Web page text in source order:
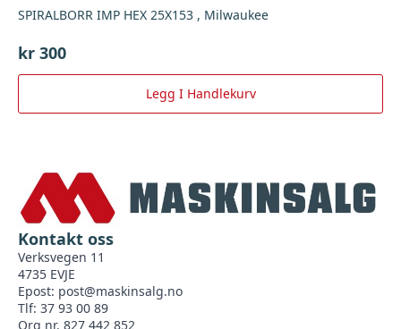
SPIRALBORR IMP HEX 25X153 , Milwaukee
kr 300
Legg I Handlekurv
Kontakt oss
Verksvegen 11
4735 EVJE
Epost: post@maskinsalg.no
Tlf: 37 93 00 89
Org nr. 827 442 852